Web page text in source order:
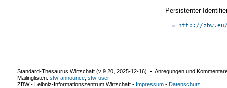
Persistenter
http://
Standard-Thesaurus Wirtschaft (v 9.20 2025-12-16) ▪ Anregungen und
Mailinglisten: stw-announce stw-user
ZBW - Leibniz-Informationszentrum Wirtschaft - Impressum - Datenschutz